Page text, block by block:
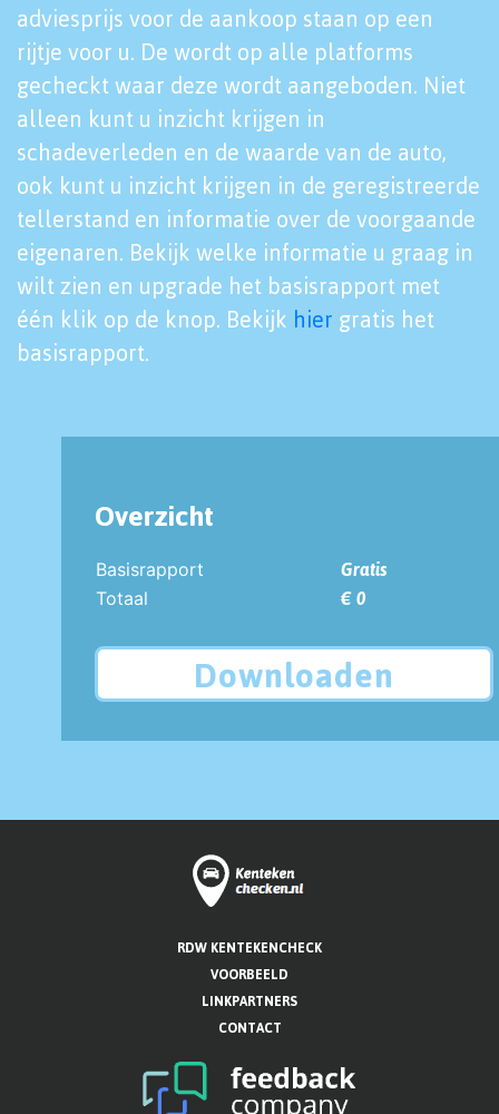
adviesprijs voor de aankoop staan op een
rijtje voor u. De wordt op alle platforms
gecheckt waar deze wordt aangeboden. Niet
alleen kunt u inzicht krijgen in
schadeverleden en de waarde van de auto,
ook kunt u inzicht krijgen in de geregistreerde
tellerstand en informatie over de voorgaande
eigenaren. Bekijk welke informatie u graag in
wilt zien en upgrade het basisrapport met
één klik op de knop. Bekijk hier gratis het
basisrapport.
Overzicht
Basisrapport
Gratis
Totaal
€ 0
Downloaden
RDW KENTEKENCHECK
VOORBEELD
LINKPARTNERS
CONTACT